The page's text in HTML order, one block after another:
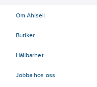
Om Ahlsell
Butiker
Hållbarhet
Jobba hos oss